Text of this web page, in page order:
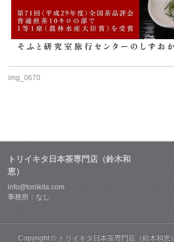
img_0670
トリイキタ日本茶専門店（鈴木和
恵）
info@toriikita.com
事務所：なし
Copyright © トリイキタ日本茶専門店（鈴木和恵）